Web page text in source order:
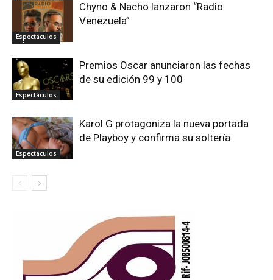
Espectáculos
Espectáculos
Chyno & Nacho lanzaron “Radio
Venezuela”
Espectáculos
Premios Oscar anunciaron las fechas
de su edición 99 y 100
Espectáculos
Karol G protagoniza la nueva portada
de Playboy y confirma su soltería